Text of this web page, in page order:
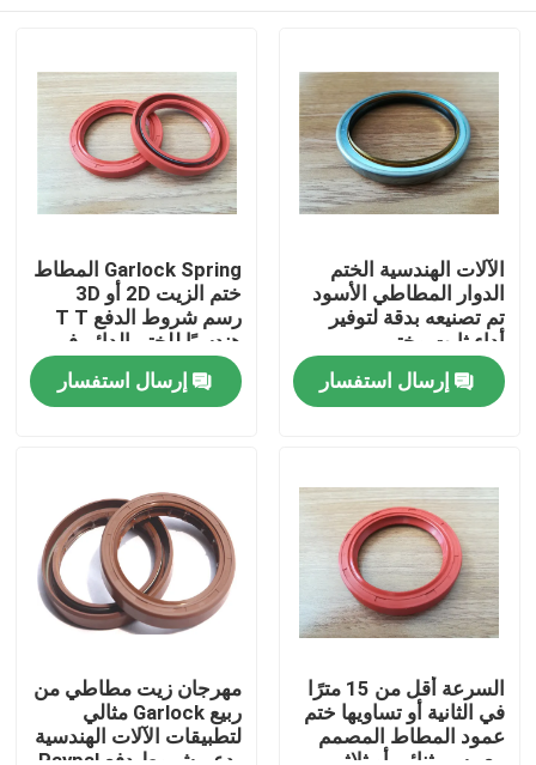
الصفحة الرئيسية
منتجات
معلومات عنا
الآلات الهندسية الختم
الدوار المطاطي الأسود
تم تصنيعه بدقة لتوفير
أداء ثابت وختم
إرسال استفسار
Garlock Spring المطاط
ختم الزيت 2D أو 3D
رسم شروط الدفع T T
هندسيًا للختم الدائم في
الآلات الصناعية
إرسال استفسار
السرعة أقل من 15 مترًا
في الثانية أو تساويها ختم
عمود المطاط المصمم
مهرجان زيت مطاطي من
ربيع Garlock مثالي
لتطبيقات الآلات الهندسية